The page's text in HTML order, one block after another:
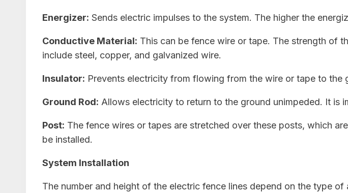
Energizer: Sends electric impulses to the system. The higher the
Conductive Material: This can be fence wire or tape. The strength of
include steel, copper, and galvanized wire.
Insulator: Prevents electricity from flowing from the wire or tape to the
Ground Rod: Allows electricity to return to the ground unimpeded. It is
Post: The fence wires or tapes are stretched over these posts, which
be installed.
System Installation
The number and height of the electric fence lines depend on the type